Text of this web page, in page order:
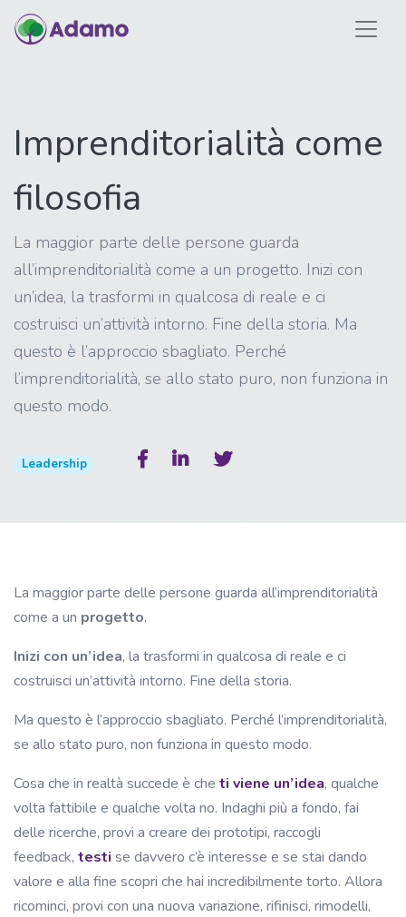
Imprenditorialità come
filosofia
La maggior parte delle persone guarda
all’imprenditorialità come a un progetto. Inizi con
un’idea, la trasformi in qualcosa di reale e ci
costruisci un’attività intorno. Fine della storia. Ma
questo è l’approccio sbagliato. Perché
l’imprenditorialità, se allo stato puro, non funziona in
questo modo.
Leadership
La maggior parte delle persone guarda all’imprenditorialità
come a un progetto.
Inizi con un’idea, la trasformi in qualcosa di reale e ci
costruisci un’attività intorno. Fine della storia.
Ma questo è l’approccio sbagliato. Perché l’imprenditorialità,
se allo stato puro, non funziona in questo modo.
Cosa che in realtà succede è che ti viene un’idea, qualche
volta fattibile e qualche volta no. Indaghi più a fondo, fai
delle ricerche, provi a creare dei prototipi, raccogli
feedback, testi se davvero c’è interesse e se stai dando
valore e alla fine scopri che hai incredibilmente torto. Allora
ricominci, provi con una nuova variazione, rifinisci, rimodelli,